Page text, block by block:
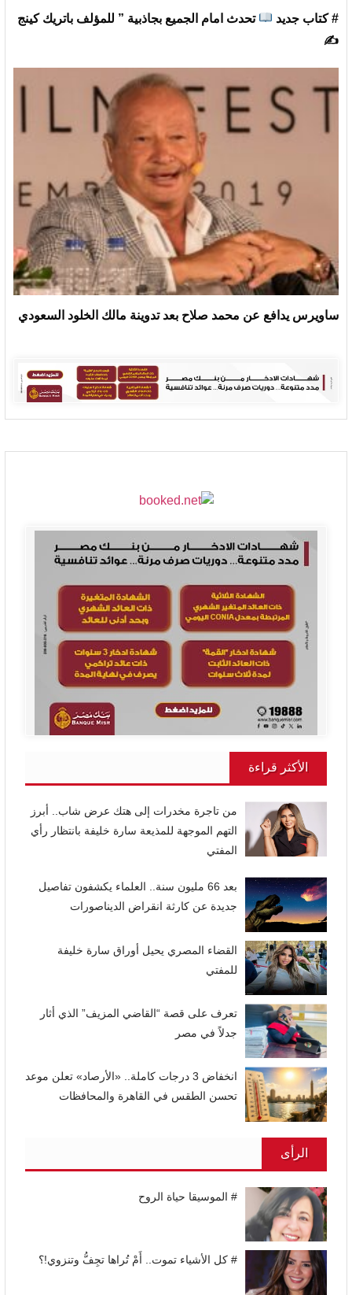
# كتاب جديد
تحدث امام الجميع بجاذبية ” للمؤلف باتريك كينج
✍
ساويرس يدافع عن محمد صلاح بعد تدوينة مالك الخلود السعودي
الأكثر قراءة
من تاجرة مخدرات إلى هتك عرض شاب.. أبرز
التهم الموجهة للمذيعة سارة خليفة بانتظار رأي
المفتي
بعد 66 مليون سنة.. العلماء يكشفون تفاصيل
جديدة عن كارثة انقراض الديناصورات
القضاء المصري يحيل أوراق سارة خليفة
للمفتي
تعرف على قصة “القاضي المزيف” الذي أثار
جدلاً في مصر
انخفاض 3 درجات كاملة.. «الأرصاد» تعلن موعد
تحسن الطقس في القاهرة والمحافظات
الرأى
# الموسيقا حياة الروح
# كل الأشياء تموت.. أَمْ تُراها تجِفُّ وتنزوي!؟